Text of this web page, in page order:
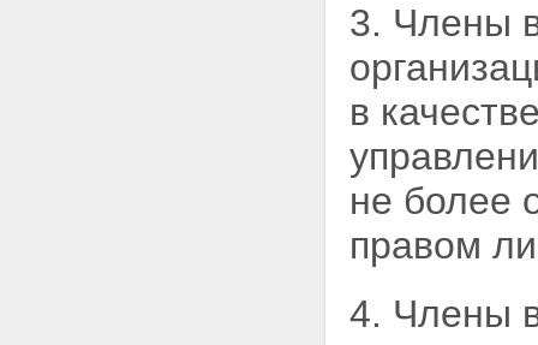
3. Члены
в
не более
правом
4. Члены